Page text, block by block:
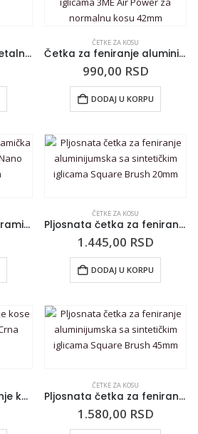
Četka za feniranje metalna sa sintetičkim iglicama 3ME Crvena 45mm
ČETKE ZA KOSU
Četka za feniranje aluminijumska sa sintetičkim iglicama 3ME Air Power za normalnu kosu 42mm
990,00 RSD
DODAJ U KORPU
Četka za feniranje keramička sa sintetičkim iglicama Nano Technology 25 mm
ČETKE ZA KOSU
Pljosnata četka za feniranje aluminijumska sa sintetičkim iglicama Square Brush 20mm
1.445,00 RSD
DODAJ U KORPU
Četka za raščešljavanje kose IKOO Home Paradise Crna Cotton Candy
ČETKE ZA KOSU
Pljosnata četka za feniranje aluminijumska sa sintetičkim iglicama Square Brush 45mm
1.580,00 RSD